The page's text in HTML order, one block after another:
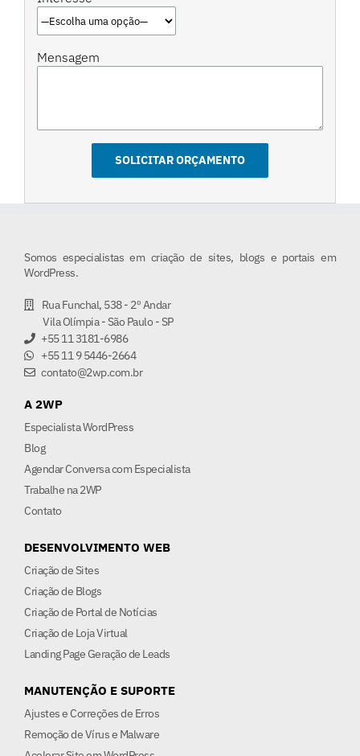
Mensagem
Somos especialistas em criação de sites, blogs e portais em
WordPress.
Rua Funchal, 538 - 2º Andar
Vila Olímpia - São Paulo - SP
+55 11 3181-6986
+55 11 9 5446-2664
contato@2wp.com.br
A 2WP
Especialista WordPress
Blog
Agendar Conversa com Especialista
Trabalhe na 2WP
Contato
DESENVOLVIMENTO WEB
Criação de Sites
Criação de Blogs
Criação de Portal de Notícias
Criação de Loja Virtual
Landing Page Geração de Leads
MANUTENÇÃO E SUPORTE
Ajustes e Correções de Erros
Remoção de Vírus e Malware